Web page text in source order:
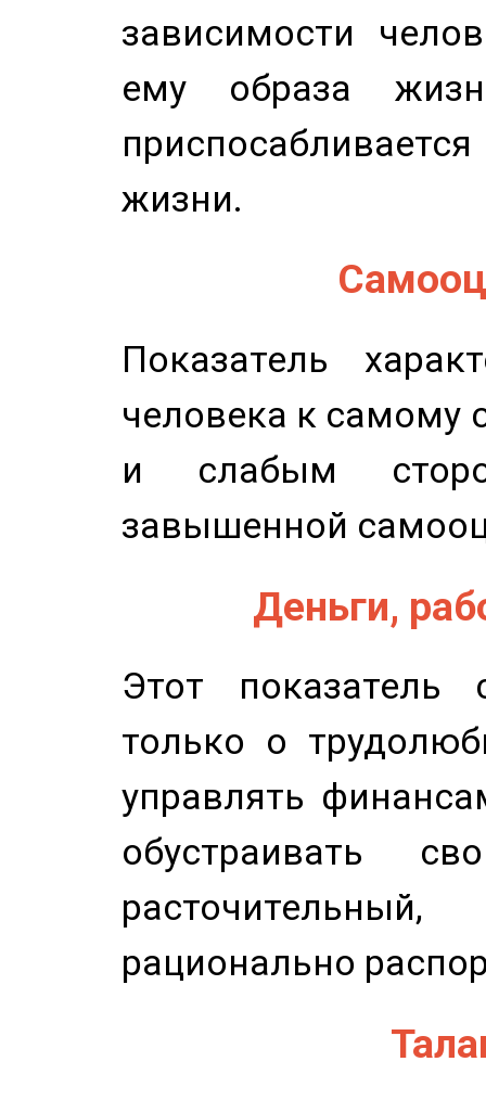
зависимости
ему образа
жизни.
Показатель
человека к самому
и слабым
завышенной
Деньги,
Этот показатель
только о
управлять
обустраивать
рационально